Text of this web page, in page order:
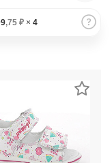
,75 ₽ × 4